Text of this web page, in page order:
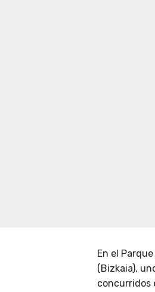
En el
(Bizkaia),
concurridos